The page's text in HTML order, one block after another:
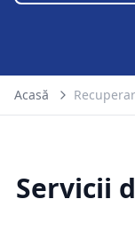
Acasă
Servicii